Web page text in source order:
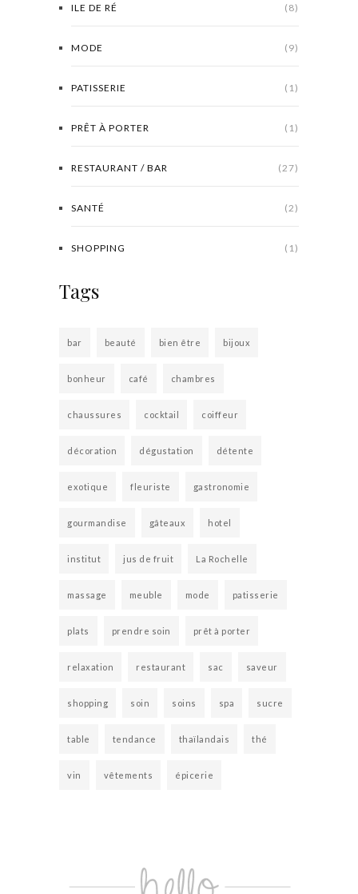
ILE DE RÉ (8)
MODE (9)
PATISSERIE (1)
PRÊT À PORTER (1)
RESTAURANT / BAR (27)
SANTÉ (2)
SHOPPING (1)
Tags
bar beauté bien être bijoux
bonheur café chambres
chaussures cocktail coiffeur
décoration dégustation détente
exotique fleuriste gastronomie
gourmandise gâteaux hotel
institut jus de fruit La Rochelle
massage meuble mode patisserie
plats prendre soin prêt à porter
relaxation restaurant sac saveur
shopping soin soins spa sucre
table tendance thaïlandais thé
vin vêtements épicerie